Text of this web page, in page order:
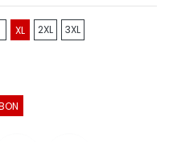
XL 2XL 3XL